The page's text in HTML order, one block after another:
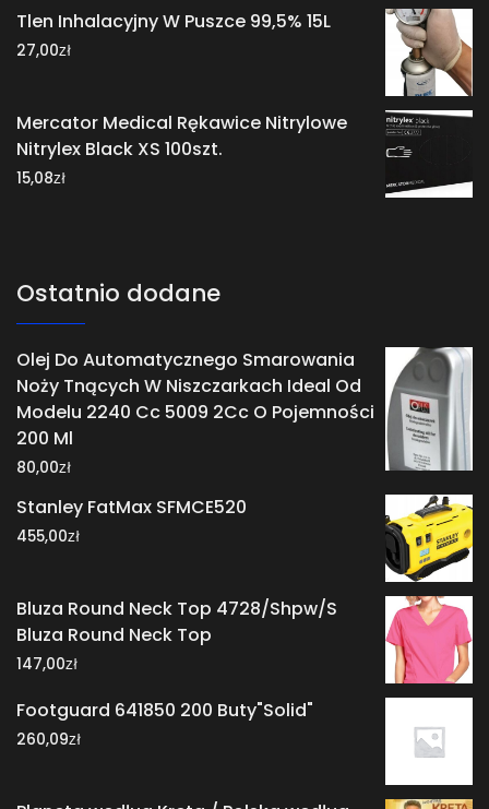
Tlen Inhalacyjny W Puszce 99,5% 15L
27,00zł
Mercator Medical Rękawice Nitrylowe
Nitrylex Black XS 100szt.
15,08zł
Ostatnio dodane
Olej Do Automatycznego Smarowania
Noży Tnących W Niszczarkach Ideal Od
Modelu 2240 Cc 5009 2Cc O Pojemności
200 Ml
80,00zł
Stanley FatMax SFMCE520
455,00zł
Bluza Round Neck Top 4728/Shpw/S
Bluza Round Neck Top
147,00zł
Footguard 641850 200 Buty"Solid"
260,09zł